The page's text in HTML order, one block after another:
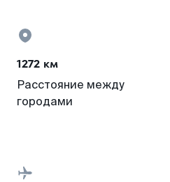
1272 км
Расстояние между
городами